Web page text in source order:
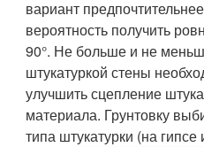
вариант
вероятность получить
90°. Не больше и не
штукатуркой стены
улучшить сцепление
материала. Грунтовку
типа штукатурки (на